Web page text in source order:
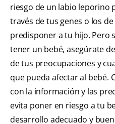
riesgo de un labio leporino
través de tus genes o los
predisponer a tu hijo. Pero
tener un bebé, asegúrate
de tus preocupaciones y
que pueda afectar al bebé.
con la información y las
evita poner en riesgo a tu
desarrollo adecuado y